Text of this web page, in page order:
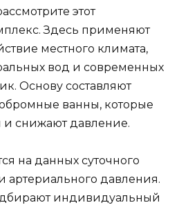
этот
Здесь применяют
местного климата,
вод и современных
Основу составляют
ванны, которые
и снижают давление.
на данных суточного
артериального давления.
индивидуальный